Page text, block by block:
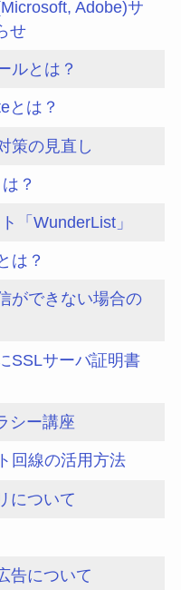
Adobe)サ
せ
ルとは？
とは？
策の見直し
？
「WunderList」
は？
ができない場合の
SSLサーバ証明書
シー講座
回線の活用方法
について
告について